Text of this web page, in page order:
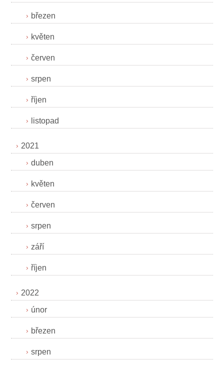
březen
květen
červen
srpen
říjen
listopad
2021
duben
květen
červen
srpen
září
říjen
2022
únor
březen
srpen